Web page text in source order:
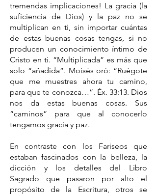
tremendas implicaciones! La gracia (la
suficiencia de Dios) y la paz no se
multiplican en ti, sin importar cuántas
de estas buenas cosas tengas, si no
producen un conocimiento íntimo de
Cristo en ti. “Multiplicada” es más que
solo “añadida”. Moisés oró: “Ruégote
que me muestres ahora tu camino,
para que te conozca…”. Éx. 33:13. Dios
nos da estas buenas cosas. Sus
“caminos” para que al conocerlo
tengamos gracia y paz.
En contraste con los Fariseos que
estaban fascinados con la belleza, la
dicción y los detalles del Libro
Sagrado que pasaron por alto el
propósito de la Escritura, otros se